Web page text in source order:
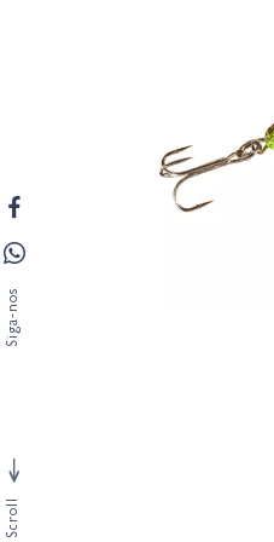
Siga-nos
Scroll